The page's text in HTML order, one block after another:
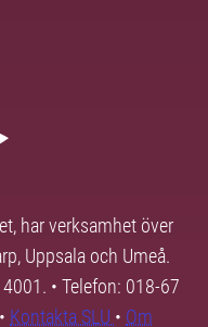
har verksamhet över
Uppsala och Umeå.
• Telefon: 018-67
Kontakta SLU • Om